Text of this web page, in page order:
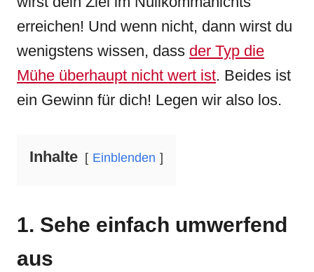
erreichen! Und wenn nicht, dann wirst du
wenigstens wissen, dass der Typ die
Mühe überhaupt nicht wert ist. Beides ist
ein Gewinn für dich! Legen wir also los.
Inhalte Einblenden
1. Sehe einfach umwerfend
aus